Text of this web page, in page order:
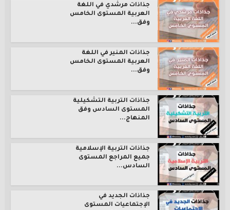
جذاذات مرشدي في اللغة
العربية المستوى الخامس
وفق...
جذاذات المنير في اللغة
العربية المستوى الخامس
وفق...
جذاذات التربية التشكيلية
المستوى السادس وفق
المنهاج...
جذاذات التربية الإسلامية
جميع المراجع المستوى
السادس...
جذاذات الجديد في
الإجتماعيات المستوى